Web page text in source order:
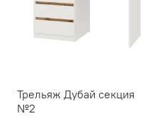
Трельяж Дубай секция
№2